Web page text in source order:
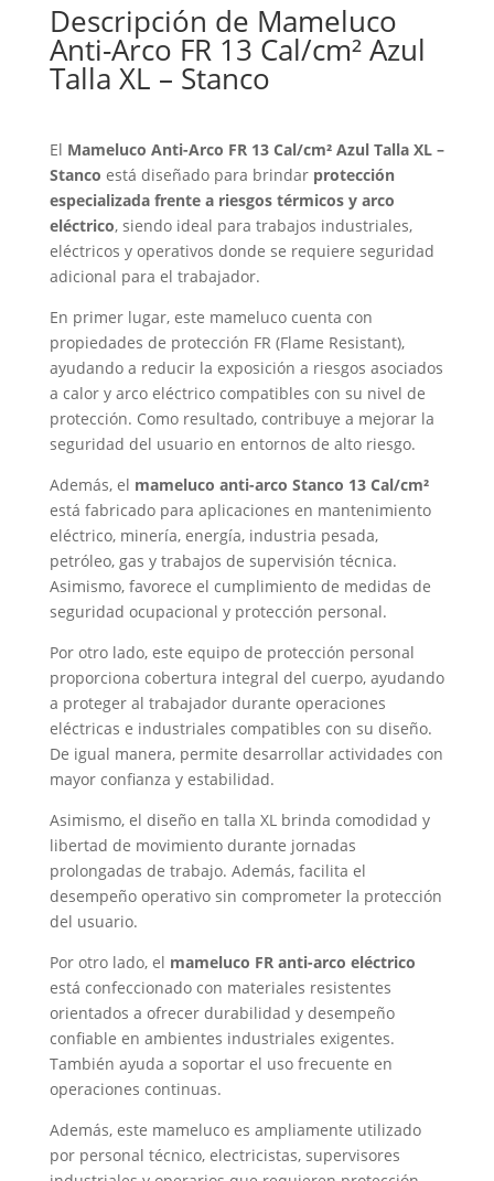
Descripción de Mameluco
Anti-Arco FR 13 Cal/cm² Azul
Talla XL – Stanco
El Mameluco Anti-Arco FR 13 Cal/cm² Azul Talla XL –
Stanco está diseñado para brindar protección
especializada frente a riesgos térmicos y arco
eléctrico, siendo ideal para trabajos industriales,
eléctricos y operativos donde se requiere seguridad
adicional para el trabajador.
En primer lugar, este mameluco cuenta con
propiedades de protección FR (Flame Resistant),
ayudando a reducir la exposición a riesgos asociados
a calor y arco eléctrico compatibles con su nivel de
protección. Como resultado, contribuye a mejorar la
seguridad del usuario en entornos de alto riesgo.
Además, el mameluco anti-arco Stanco 13 Cal/cm²
está fabricado para aplicaciones en mantenimiento
eléctrico, minería, energía, industria pesada,
petróleo, gas y trabajos de supervisión técnica.
Asimismo, favorece el cumplimiento de medidas de
seguridad ocupacional y protección personal.
Por otro lado, este equipo de protección personal
proporciona cobertura integral del cuerpo, ayudando
a proteger al trabajador durante operaciones
eléctricas e industriales compatibles con su diseño.
De igual manera, permite desarrollar actividades con
mayor confianza y estabilidad.
Asimismo, el diseño en talla XL brinda comodidad y
libertad de movimiento durante jornadas
prolongadas de trabajo. Además, facilita el
desempeño operativo sin comprometer la protección
del usuario.
Por otro lado, el mameluco FR anti-arco eléctrico
está confeccionado con materiales resistentes
orientados a ofrecer durabilidad y desempeño
confiable en ambientes industriales exigentes.
También ayuda a soportar el uso frecuente en
operaciones continuas.
Además, este mameluco es ampliamente utilizado
por personal técnico, electricistas, supervisores